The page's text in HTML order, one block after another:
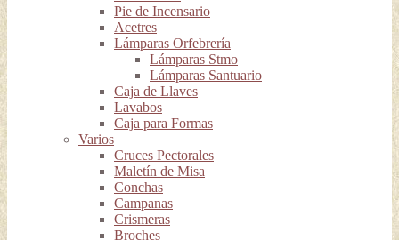
Pie de Incensario
Acetres
Lámparas Orfebrería
Lámparas Stmo
Lámparas Santuario
Caja de Llaves
Lavabos
Caja para Formas
Varios
Cruces Pectorales
Maletín de Misa
Conchas
Campanas
Crismeras
Broches